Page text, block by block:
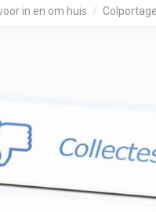
in en om huis